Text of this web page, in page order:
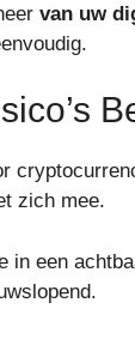
van uw
zich mee.
in een